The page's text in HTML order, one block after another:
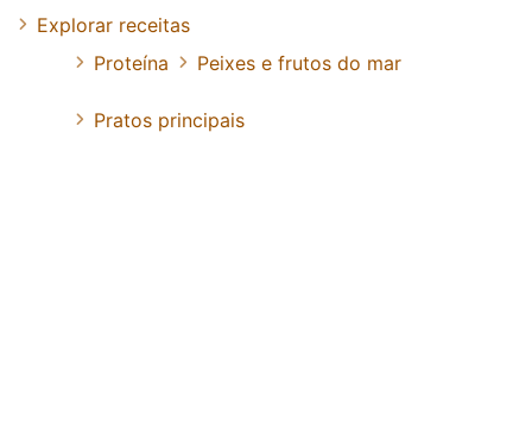
Explorar receitas
Proteína
Peixes e frutos do mar
Pratos principais